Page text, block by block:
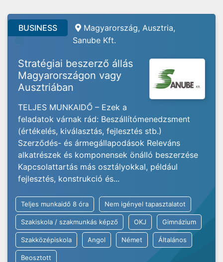
BUSINESS
Magyarország, Ausztria,
Sanube Kft.
Stratégiai beszerző állás
Magyarországon vagy
Ausztriában
TELJES MUNKAIDŐ – Ezek a
feladatok várnak rád: Beszállítómenedzsment
(értékelés, kiválasztás, fejlesztés stb.)
Szerződés- és ármegállapodások Releváns
alkatrészek és komponensek önálló beszerzése
Kapcsolattartás más osztályokkal, például
fejlesztés, konstrukció és...
Teljes munkaidő 8 óra Nem igényel tapasztalatot
Szakiskola / szakmunkás képző OKJ Gimnázium
Szakközépiskola Angol Német Általános
Beosztott